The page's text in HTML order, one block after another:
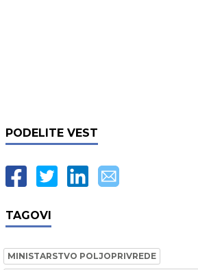
PODELITE VEST
TAGOVI
MINISTARSTVO POLJOPRIVREDE